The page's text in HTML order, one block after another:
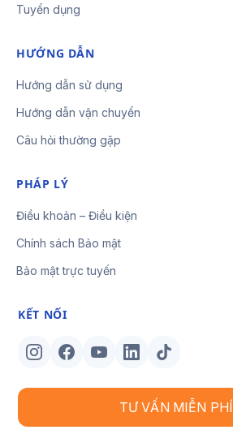
Tuyển dụng
HƯỚNG DẪN
Hướng dẫn sử dụng
Hướng dẫn vận chuyển
Câu hỏi thường gặp
PHÁP LÝ
Điều khoản – Điều kiện
Chính sách Bảo mật
Bảo mật trực tuyến
KẾT NỐI
TƯ VẤN MIỄN PHÍ